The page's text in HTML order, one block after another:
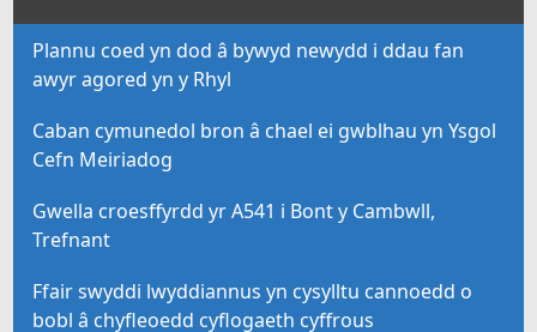
Plannu coed yn dod â bywyd newydd i ddau fan
awyr agored yn y Rhyl
Caban cymunedol bron â chael ei gwblhau yn Ysgol
Cefn Meiriadog
Gwella croesffyrdd yr A541 i Bont y Cambwll,
Trefnant
Ffair swyddi lwyddiannus yn cysylltu cannoedd o
bobl â chyfleoedd cyflogaeth cyffrous